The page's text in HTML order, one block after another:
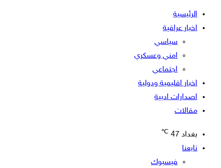
الرئيسية
اخبار عراقية
سياسي
امني وعسكري
اجتماعي
اخبار اقليمية ودولية
اصدارات ادبية
مقالات
بغداد 47
℃
تابعنا
فيسبوك